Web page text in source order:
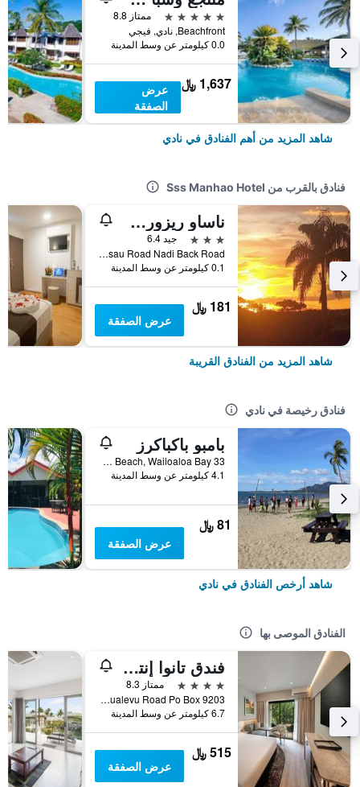
5 نجوم
ممتاز 8.8
Beachfront, نادي, فيجي
0.0 كيلومتر عن وسط المدينة
1,637 ﷼
عرض
الصفقة
شاهد المزيد من أهم الفنادق في نادي
فنادق بالقرب من Sss Manhao Hotel
ناساو ريزورت آند فيلاس
3 نجوم
جيد 6.4
Lot 14 Nasau Road Nadi Back Road, نادي, فيجي
0.1 كيلومتر عن وسط المدينة
181 ﷼
عرض الصفقة
شاهد المزيد من الفنادق القريبة
فنادق رخيصة في نادي
بامبو باكباكرز
33 Newtown Beach, Wailoaloa Bay, نادي, فيجي
4.1 كيلومتر عن وسط المدينة
81 ﷼
عرض الصفقة
شاهد أرخص الفنادق في نادي
الفنادق الموصى بها
فندق تانوا إنترناشونال
4 نجوم
ممتاز 8.3
Votualevu Road Po Box 9203, نادي, فيجي
6.7 كيلومتر عن وسط المدينة
515 ﷼
عرض الصفقة